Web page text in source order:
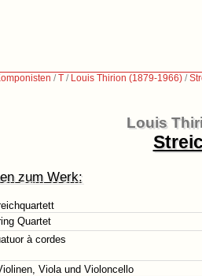
/T / Louis Thirion (1879-1966) /
Louis
zum Werk:
Quartet
à cordes
Viola und Violoncello